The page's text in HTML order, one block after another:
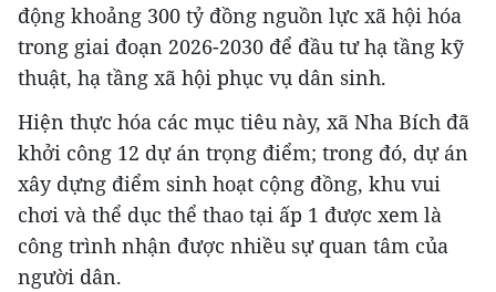
động khoảng 300 tỷ đồng nguồn lực xã hội hóa
trong giai đoạn 2026-2030 để đầu tư hạ tầng kỹ
thuật, hạ tầng xã hội phục vụ dân sinh.
Hiện thực hóa các mục tiêu này, xã Nha Bích đã
khởi công 12 dự án trọng điểm; trong đó, dự án
xây dựng điểm sinh hoạt cộng đồng, khu vui
chơi và thể dục thể thao tại ấp 1 được xem là
công trình nhận được nhiều sự quan tâm của
người dân.